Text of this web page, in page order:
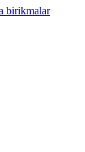
birikmalar